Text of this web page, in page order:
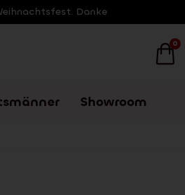
Danke
0
Showroom